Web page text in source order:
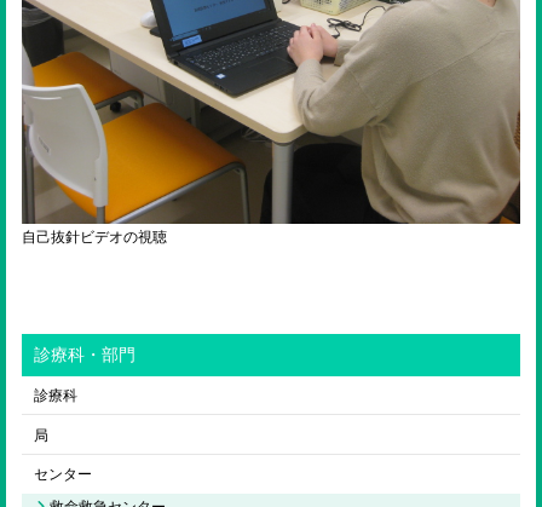
自己抜針ビデオの視聴
診療科・部門
診療科
局
センター